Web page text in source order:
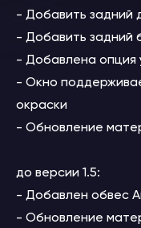
- Добавить задний
- Добавить задний
- Добавлена ​​опция
- Окно
окраски
- Обновление
до версии 1.5:
- Добавлен обвес
- Обновление